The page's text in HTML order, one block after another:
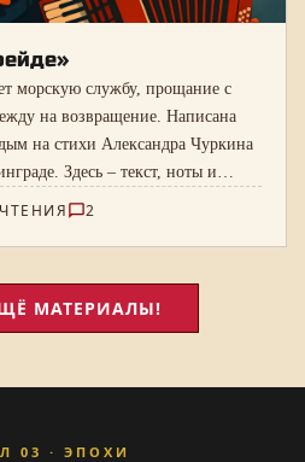
морскую службу, прощание с
на возвращение. Написана
на стихи Александра Чуркина
Здесь – текст, ноты и
и Михаила Михайлова.
2
МАТЕРИАЛЫ!
03 · ЭПОХИ